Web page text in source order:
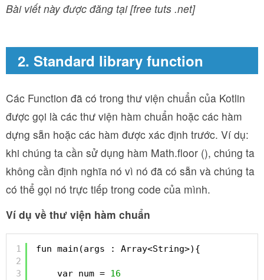
Bài viết này được đăng tại [free tuts .net]
2. Standard library function
Các Function đã có trong thư viện chuẩn của Kotlin
được gọi là các thư viện hàm chuẩn hoặc các hàm
dựng sẵn hoặc các hàm được xác định trước. Ví dụ:
khi chúng ta cần sử dụng hàm Math.floor (), chúng ta
không cần định nghĩa nó vì nó đã có sẵn và chúng ta
có thể gọi nó trực tiếp trong code của mình.
Ví dụ về thư viện hàm chuẩn
1
2
3
fun main(args : Array<String>){
var num = 16